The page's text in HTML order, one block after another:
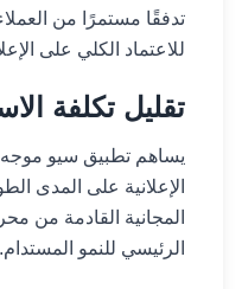
تدفقًا مستمرًا من
للاعتماد الكلي على
تقليل تكلفة
يساهم تطبيق سيو
الإعلانية على المدى
المجانية القادمة من
الرئيسي للنمو المستدام.